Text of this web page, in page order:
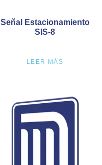
Señal Estacionamiento
SIS-8
LEER MÁS